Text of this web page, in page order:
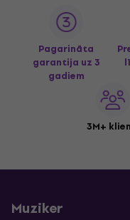
Pagarināta
garantija uz 3
gadiem
3M+
Muziker